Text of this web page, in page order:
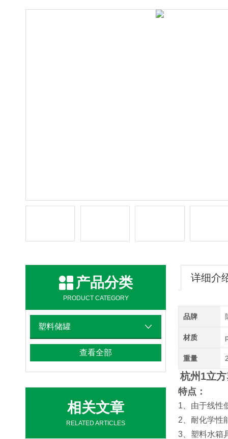
产品分类
PRODUCT CATEGORY
塑料储罐
查看全部
相关文章
RELATED ARTICLES
详细介
品牌
材质
重量
杭州1立
特点：
1、由于线性
2、耐化学性
3、塑料水箱